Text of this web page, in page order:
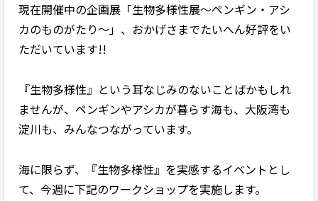
現在開催中の企画展「生物多様性展～ペンギン・アシ
カのものがたり～」、おかげさまでたいへん好評をい
ただいています!!
『生物多様性』という耳なじみのないことばかもしれ
ませんが、ペンギンやアシカが暮らす海も、大阪湾も
淀川も、みんなつながっています。
海に限らず、『生物多様性』を実感するイベントとし
て、今週に下記のワークショップを実施します。